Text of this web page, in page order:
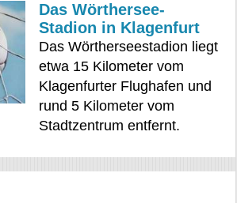
Das Wörthersee-
Stadion in Klagenfurt
Das Wörtherseestadion liegt
etwa 15 Kilometer vom
Klagenfurter Flughafen und
rund 5 Kilometer vom
Stadtzentrum entfernt.